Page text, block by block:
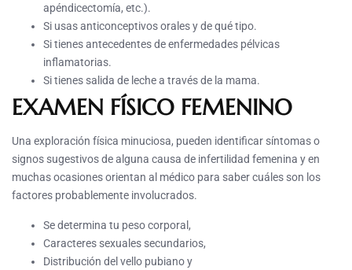
apéndicectomía, etc.).
Si usas anticonceptivos orales y de qué tipo.
Si tienes antecedentes de enfermedades pélvicas
inflamatorias.
Si tienes salida de leche a través de la mama.
EXAMEN FÍSICO FEMENINO
Una exploración física minuciosa, pueden identificar síntomas o
signos sugestivos de alguna causa de infertilidad femenina y en
muchas ocasiones orientan al médico para saber cuáles son los
factores probablemente involucrados.
Se determina tu peso corporal,
Caracteres sexuales secundarios,
Distribución del vello pubiano y